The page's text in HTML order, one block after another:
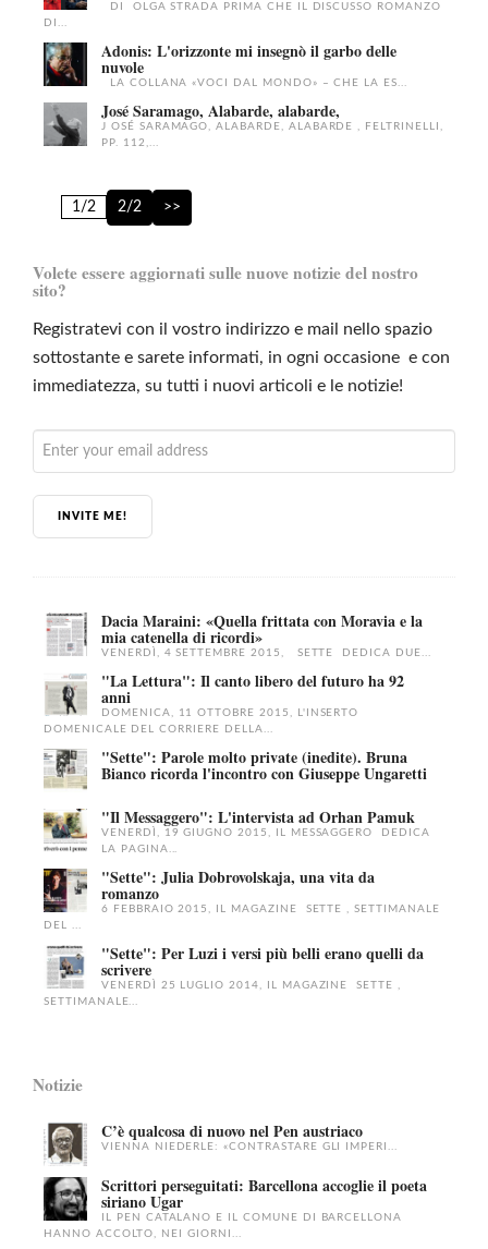
DI OLGA STRADA PRIMA CHE IL DISCUSSO ROMANZO
DI...
Adonis: L'orizzonte mi insegnò il garbo delle
nuvole
LA COLLANA «VOCI DAL MONDO» – CHE LA ES...
José Saramago, Alabarde, alabarde,
J OSÉ SARAMAGO, ALABARDE, ALABARDE , FELTRINELLI,
PP. 112,...
1/2 2/2 >>
Volete essere aggiornati sulle nuove notizie del nostro
sito?
Registratevi con il vostro indirizzo e mail nello spazio
sottostante e sarete informati, in ogni occasione e con
immediatezza, su tutti i nuovi articoli e le notizie!
INVITE ME!
Dacia Maraini: «Quella frittata con Moravia e la
mia catenella di ricordi»
VENERDÌ, 4 SETTEMBRE 2015, SETTE DEDICA DUE...
"La Lettura": Il canto libero del futuro ha 92
anni
DOMENICA, 11 OTTOBRE 2015, L'INSERTO
DOMENICALE DEL CORRIERE DELLA...
"Sette": Parole molto private (inedite). Bruna
Bianco ricorda l'incontro con Giuseppe Ungaretti
"Il Messaggero": L'intervista ad Orhan Pamuk
VENERDÌ, 19 GIUGNO 2015, IL MESSAGGERO DEDICA
LA PAGINA...
"Sette": Julia Dobrovolskaja, una vita da
romanzo
6 FEBBRAIO 2015, IL MAGAZINE SETTE , SETTIMANALE
DEL ...
"Sette": Per Luzi i versi più belli erano quelli da
scrivere
VENERDÌ 25 LUGLIO 2014, IL MAGAZINE SETTE ,
SETTIMANALE...
Notizie
C’è qualcosa di nuovo nel Pen austriaco
VIENNA NIEDERLE: «CONTRASTARE GLI IMPERI...
Scrittori perseguitati: Barcellona accoglie il poeta
siriano Ugar
IL PEN CATALANO E IL COMUNE DI BARCELLONA
HANNO ACCOLTO, NEI GIORNI...